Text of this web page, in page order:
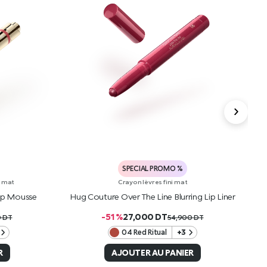
mat
Mousse
DT
SPECIAL PROMO %
Crayon lèvres fini mat
Hug Couture Over The Line Blurring Lip Liner
-51 %27,000 DT54,900DT
04 Red Ritual +3
AJOUTER AU PANIER